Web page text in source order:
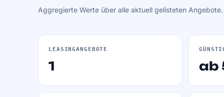
Aggregierte Werte über alle aktuell gelisteten
LEASINGANGEBOTE
1 ab